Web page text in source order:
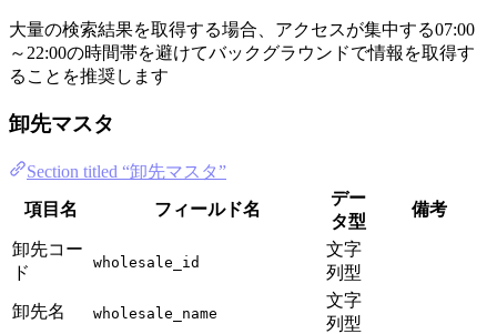
大量の検索結果を取得する場合、アクセスが集中する07:00
～22:00の時間帯を避けてバックグラウンドで情報を取得す
ることを推奨します
卸先マスタ
Section titled “卸先マスタ”
項目名
フィールド名
デー
タ型
備考
卸先コー
ド
wholesale_id
文字
列型
卸先名 wholesale_name
文字
列型